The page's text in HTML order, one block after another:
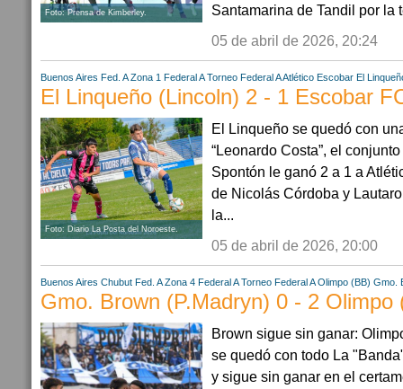
Foto: Prensa de Kimberley.
Santamarina de Tandil por la
05 de abril de 2026, 20:24
Buenos Aires Fed. A Zona 1 Federal A Torneo Federal AAtlético Escobar El
El Linqueño (Lincoln) 2 - 1 Escobar
Foto: Diario La Posta del Noroeste.
El Linqueño se quedó con
“Leonardo Costa”, el
Spontón le ganó 2 a 1 a
de Nicolás Córdoba y
la...
05 de abril de 2026, 20:00
Buenos Aires Chubut Fed. A Zona 4 Federal A Torneo Federal A Olimpo (BB) Gmo.
Gmo. Brown (P.Madryn) 0 - 2 Olimpo
Brown sigue sin ganar:
se quedó con todo La
y sigue sin ganar en el